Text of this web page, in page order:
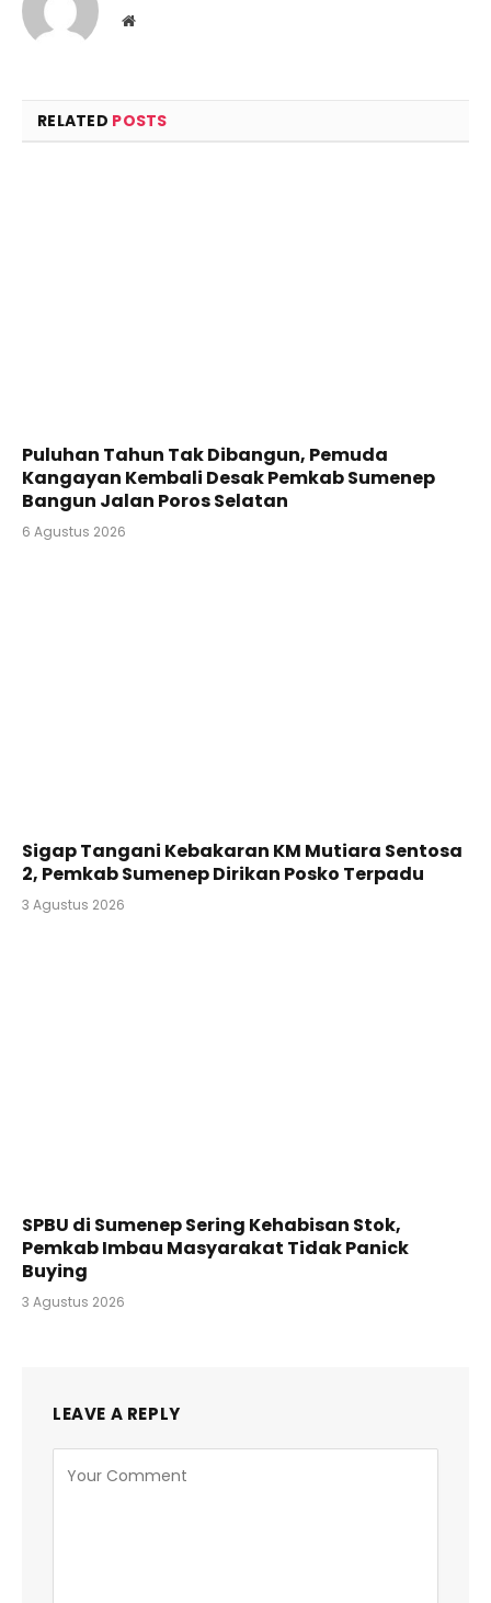
Website
RELATED POSTS
Puluhan Tahun Tak Dibangun, Pemuda
Kangayan Kembali Desak Pemkab Sumenep
Bangun Jalan Poros Selatan
6 Agustus 2026
Sigap Tangani Kebakaran KM Mutiara Sentosa
2, Pemkab Sumenep Dirikan Posko Terpadu
3 Agustus 2026
SPBU di Sumenep Sering Kehabisan Stok,
Pemkab Imbau Masyarakat Tidak Panick
Buying
3 Agustus 2026
LEAVE A REPLY